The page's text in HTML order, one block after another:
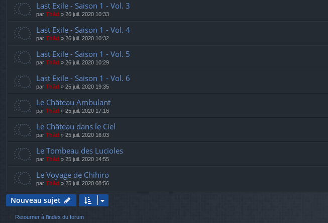
Last Exile - Saison 1 - Vol. 3
par Thãd » 26 juil. 2020 10:33
Last Exile - Saison 1 - Vol. 4
par Thãd » 26 juil. 2020 10:32
Last Exile - Saison 1 - Vol. 5
par Thãd » 26 juil. 2020 10:29
Last Exile - Saison 1 - Vol. 6
par Thãd » 25 juil. 2020 19:35
Le Château Ambulant
par Thãd » 25 juil. 2020 17:16
Le Château dans le Ciel
par Thãd » 25 juil. 2020 16:03
Le Tombeau des Lucioles
par Thãd » 25 juil. 2020 14:55
Le Voyage de Chihiro
par Thãd » 25 juil. 2020 08:56
Nouveau sujet
Retourner à l’index du forum